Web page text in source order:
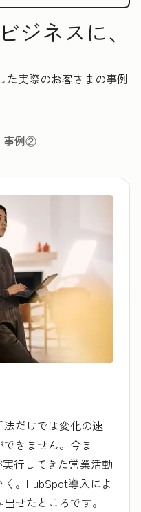
ジネスに、
た実際のお客さまの事例
事例②
だけでは変化の速
きません。今ま
行してきた営業活動
。HubSpot導入によ
せたところです。